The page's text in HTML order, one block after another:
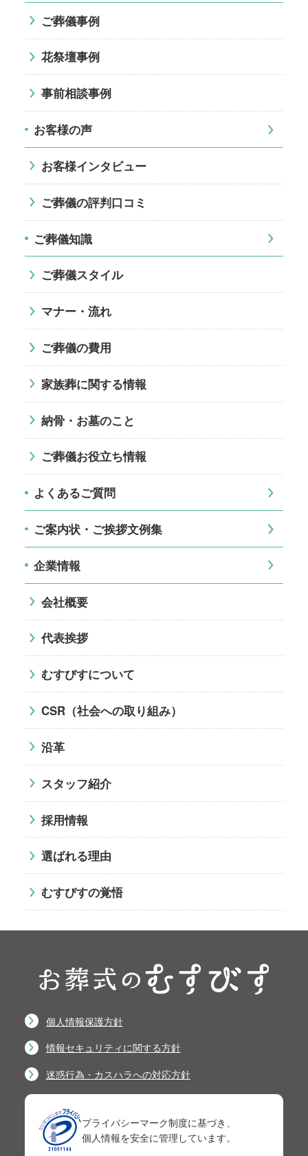
ご葬儀事例
花祭壇事例
事前相談事例
お客様の声
お客様インタビュー
ご葬儀の評判口コミ
ご葬儀知識
ご葬儀スタイル
マナー・流れ
ご葬儀の費用
家族葬に関する情報
納骨・お墓のこと
ご葬儀お役立ち情報
よくあるご質問
ご案内状・ご挨拶文例集
企業情報
会社概要
代表挨拶
むすびすについて
CSR（社会への取り組み）
沿革
スタッフ紹介
採用情報
選ばれる理由
むすびすの覚悟
個人情報保護方針
情報セキュリティに関する方針
迷惑行為・カスハラへの対応方針
プライバシーマーク制度に基づき、
個人情報を安全に管理しています。